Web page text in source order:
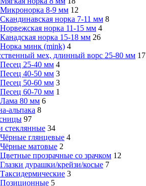
Микронорка 8-9 мм 12
Скандинавская норка 7-11 мм 8
Норвежская норка 11-15 мм 4
Канадская норка 15-18 мм 26
Норка минк (mink) 4
мех, длинный ворс 25-80 мм 17
Песец 25-40 мм 4
Песец 40-50 мм 3
Песец 50-60 мм 3
Песец 60-70 мм 1
Лама 80 мм 6
альпака 8
97
стеклянные 34
Чёрные глянцевые 4
Чёрные матовые 2
Цветные прозрачные со зрачком 12
Глазки дурашки/крейзи/косые 7
Таксидермические 3
Позиционные 5